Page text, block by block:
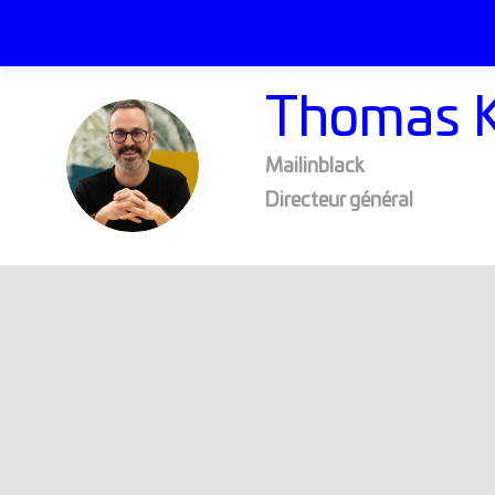
TK
Thomas
Mailinblack
Directeur général